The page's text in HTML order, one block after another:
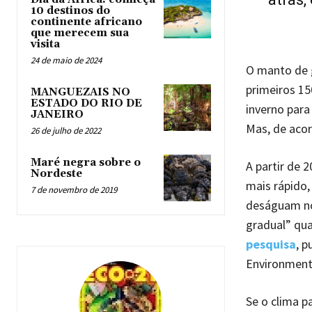
10 destinos do
continente africano
que merecem sua
visita
24 de maio de 2024
MANGUEZAIS NO
ESTADO DO RIO DE
JANEIRO
26 de julho de 2022
Maré negra sobre o
Nordeste
7 de novembro de 2019
O manto de
primeiros
inverno
Mas, de
A partir de
mais
deságuam
gradual”
pesquisa,
Se o clima